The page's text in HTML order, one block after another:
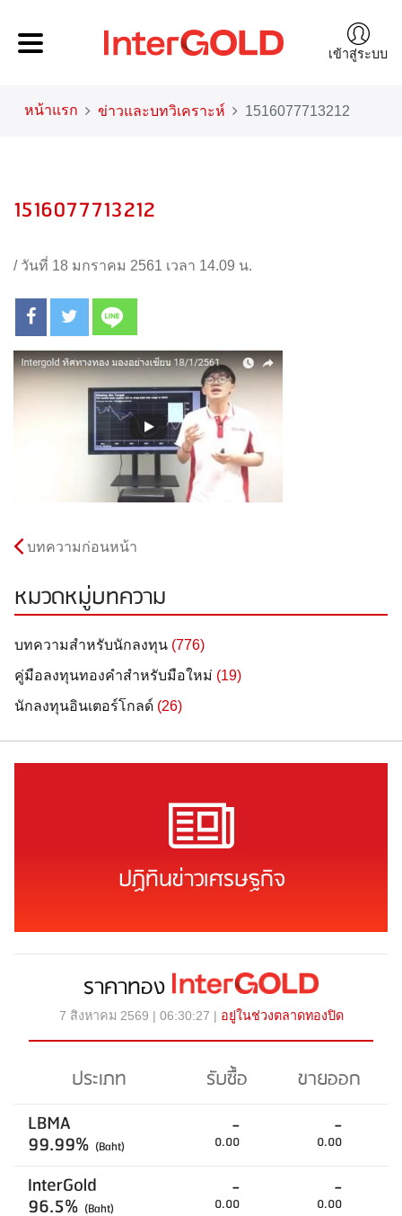
เข้าสู่ระบบ
หน้าแรก ข่าวและบทวิเคราะห์ 1516077713212
1516077713212
/ วันที่ 18 มกราคม 2561 เวลา 14.09 น.
บทความก่อนหน้า
หมวดหมู่บทความ
บทความสำหรับนักลงทุน (776)
คู่มือลงทุนทองคำสำหรับมือใหม่ (19)
นักลงทุนอินเตอร์โกลด์ (26)
ปฏิทินข่าวเศรษฐกิจ
ราคาทอง
7 สิงหาคม 2569 | 06:30:27 | อยู่ในช่วงตลาดทองปิด
ประเภท รับซื้อ
ขายออก
LBMA
99.99% (Baht)
-
0.00
-
0.00
InterGold
96.5% (Baht)
-
0.00
-
0.00